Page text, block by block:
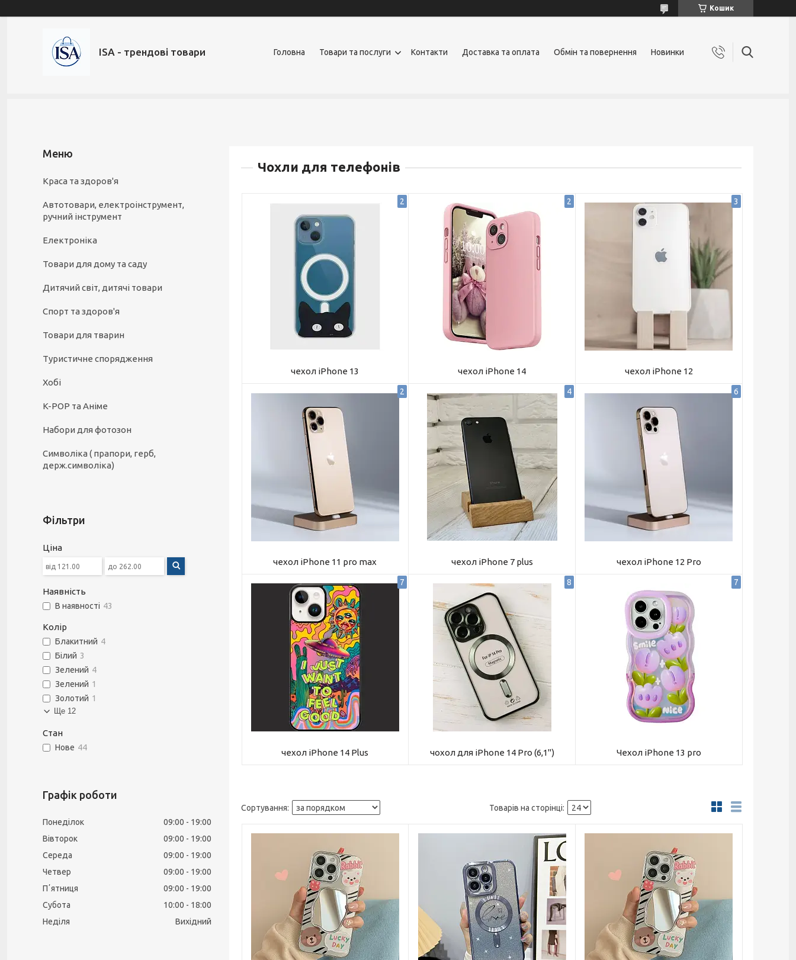
Кошик
ISA - трендові товари Головна Товари та послуги Контакти Доставка та оплата Обмін та повернення Новинки
Чохли для телефонів
2
чехол iPhone 13
2
чехол iPhone 14
3
чехол iPhone 12
2
чехол iPhone 11 pro max
4
чехол iPhone 7 plus
6
чехол iPhone 12 Pro
7
чехол iPhone 14 Plus
8
чохол для iPhone 14 Pro (6,1")
7
Чехол iPhone 13 pro
Краса та здоров'я
Автотовари, електроінструмент,
ручний інструмент
Електроніка
Товари для дому та саду
Дитячий світ, дитячі товари
Спорт та здоров'я
Товари для тварин
Туристичне спорядження
Хобі
K-POP та Аніме
Набори для фотозон
Символіка ( прапори, герб,
держ.символіка)
Фільтри
Ціна
Наявність
В наявності 43
Колір
Блакитний 4
Білий 3
Зелений 4
Зелений 1
Золотий 1
Ще 12
Стан
Нове 44
Графік роботи
Понеділок 09:00
19:00
Вівторок
09:00
19:00
Середа
09:00
19:00
Четвер
09:00
19:00
Пʼятниця
09:00
19:00
Субота
10:00
18:00
Неділя
Вихідний